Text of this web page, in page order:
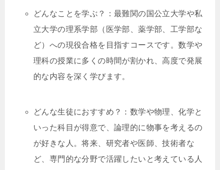
どんなことを学ぶ？：最難関の国公立大学や私
立大学の理系学部（医学部、薬学部、工学部な
ど）への現役合格を目指すコースです。数学や
理科の授業に多くの時間が割かれ、高度で発展
的な内容を深く学びます。
どんな生徒におすすめ？：数学や物理、化学と
いった科目が得意で、論理的に物事を考えるの
が好きな人。将来、研究者や医師、技術者な
ど、専門的な分野で活躍したいと考えている人